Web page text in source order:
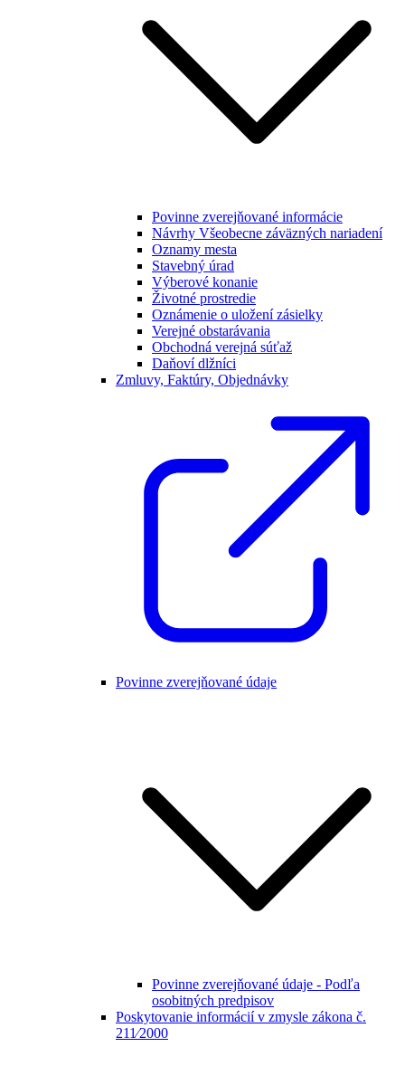
Povinne zverejňované informácie
Návrhy Všeobecne záväzných nariadení
Oznamy mesta
Stavebný úrad
Výberové konanie
Životné prostredie
Oznámenie o uložení zásielky
Verejné obstarávania
Obchodná verejná súťaž
Daňoví dlžníci
Zmluvy, Faktúry, Objednávky
Povinne zverejňované údaje
Povinne zverejňované údaje - Podľa
osobitných predpisov
Poskytovanie informácií v zmysle zákona č.
211⁄2000